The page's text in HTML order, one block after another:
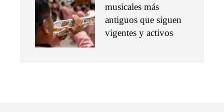
musicales más
antiguos que siguen
vigentes y activos